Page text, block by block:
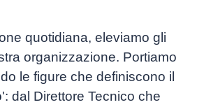
quotidiana, eleviamo gli
organizzazione. Portiamo
le figure che definiscono il
dal Direttore Tecnico che